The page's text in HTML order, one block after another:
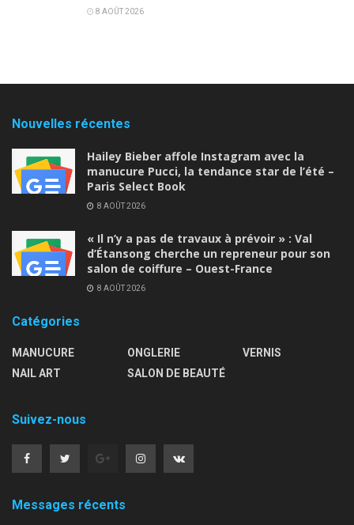
8 AOÛT 2026
Nouvelles récentes
Hailey Bieber affole Instagram avec la
manucure Pucci, la tendance star de l’été –
Paris Select Book
8 AOÛT 2026
« Il n’y a pas de travaux à prévoir » : Val
d’Étansong cherche un repreneur pour son
salon de coiffure – Ouest-France
8 AOÛT 2026
Catégories
MANUCURE
NAIL ART
ONGLERIE
SALON DE BEAUTÉ
VERNIS
Suivez-nous
Messages récents